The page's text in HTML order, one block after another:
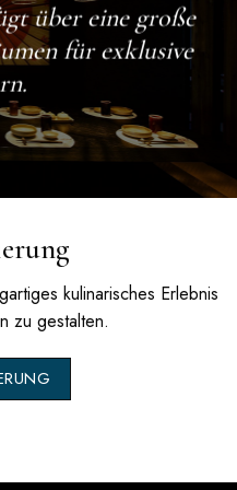
über eine große
für exklusive
kulinarisches Erlebnis
zu gestalten.